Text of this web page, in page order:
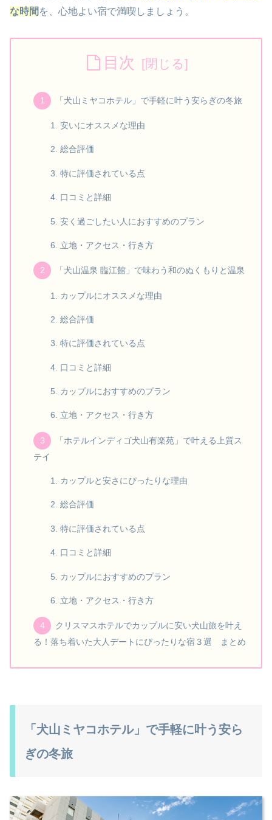
な時間 を、心地よい宿で満喫しましょう。
目次
「犬山ミヤコホテル」で手軽に叶う安らぎの冬旅
安いにオススメな理由
総合評価
特に評価されている点
口コミと詳細
安く過ごしたい人におすすめのプラン
立地・アクセス・行き方
「犬山温泉 臨江館」で味わう和のぬくもりと温泉
カップルにオススメな理由
総合評価
特に評価されている点
口コミと詳細
カップルにおすすめのプラン
立地・アクセス・行き方
「ホテルインディゴ犬山有楽苑」で叶える上質ス
テイ
カップルと安さにぴったりな理由
総合評価
特に評価されている点
口コミと詳細
カップルにおすすめのプラン
立地・アクセス・行き方
クリスマスホテルでカップルに安い犬山旅を叶え
る！落ち着いた大人デートにぴったりな宿３選 まとめ
「犬山ミヤコホテル」で手軽に叶う安ら
ぎの冬旅